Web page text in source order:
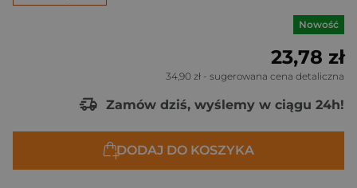
Nowość
23,78 zł
34,90 zł - sugerowana cena detaliczna
Zamów dziś, wyślemy w ciągu 24h!
DODAJ DO KOSZYKA